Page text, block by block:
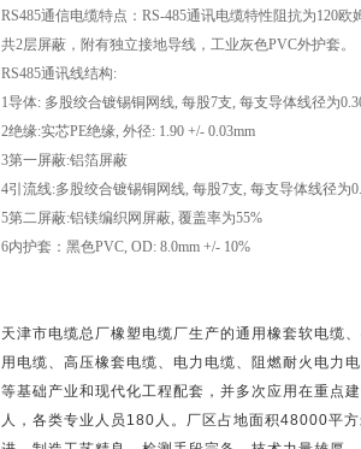
RS485通信电缆特点： RS-485通讯电缆特性阻抗为120欧
共2层屏蔽，附有独立接地导线，工业灰色PVC外护套。
RS485通讯线结构:
1导体: 多股绞合镀锡铜网线, 每股7支, 每支导体线径为
2绝缘:实芯PE绝缘, 外径: 1.90 +/- 0.03mm
3第一屏蔽:铝箔屏蔽
4引流线:多股绞合镀锡铜网线, 每股7支, 每支导体线径为
5第二屏蔽:铝镁编织网屏蔽, 覆盖率为55%
6内护套：黑色PVC, OD: 8.0mm +/- 10%
天津市电缆总厂橡塑电缆厂生产的通用橡套软电缆
用电缆、高压橡套电缆、电力电缆、阻燃耐火电力
等基础产业和现代化工程配套，并多次应用在重点
人，各类专业人员 180 人。厂区占地面积48000平